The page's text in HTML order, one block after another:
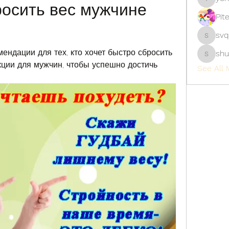
вес мужчине
для тех, кто хочет быстро сбросить
для мужчин, чтобы успешно достичь
See All